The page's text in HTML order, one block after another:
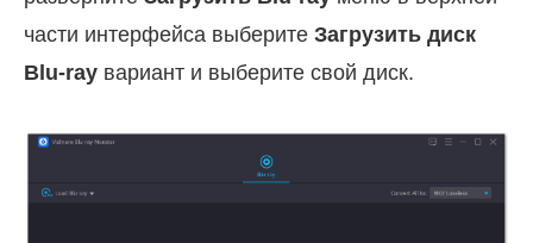
части интерфейса выберите Загрузить диск
Blu-ray вариант и выберите свой диск.